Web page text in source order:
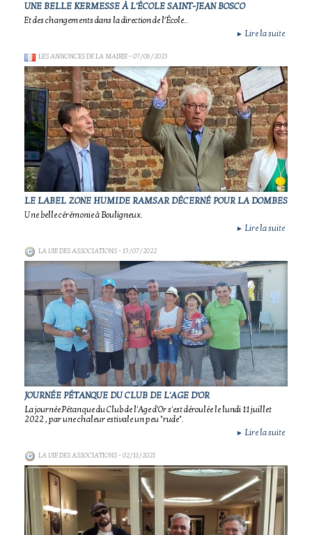
UNE BELLE KERMESSE À L'ÉCOLE SAINT-JEAN BOSCO
Et des changements dans la direction de l’École..
► Lire la suite
LES ANNONCES DE LA MAIRIE- 07/06/2023
LE LABEL ZONE HUMIDE RAMSAR DÉCERNÉ POUR LA DOMBES
Une belle cérémonie à Bouligneux.
► Lire la suite
LA VIE DES ASSOCIATIONS- 13/07/2022
JOURNÉE PÉTANQUE DU CLUB DE L'AGE D'OR
La journée Pétanque du Club de l'Age d'Or s'est déroulée le lundi 11 juillet
2022 , par une chaleur estivale un peu "rude".
► Lire la suite
LA VIE DES ASSOCIATIONS- 02/11/2021